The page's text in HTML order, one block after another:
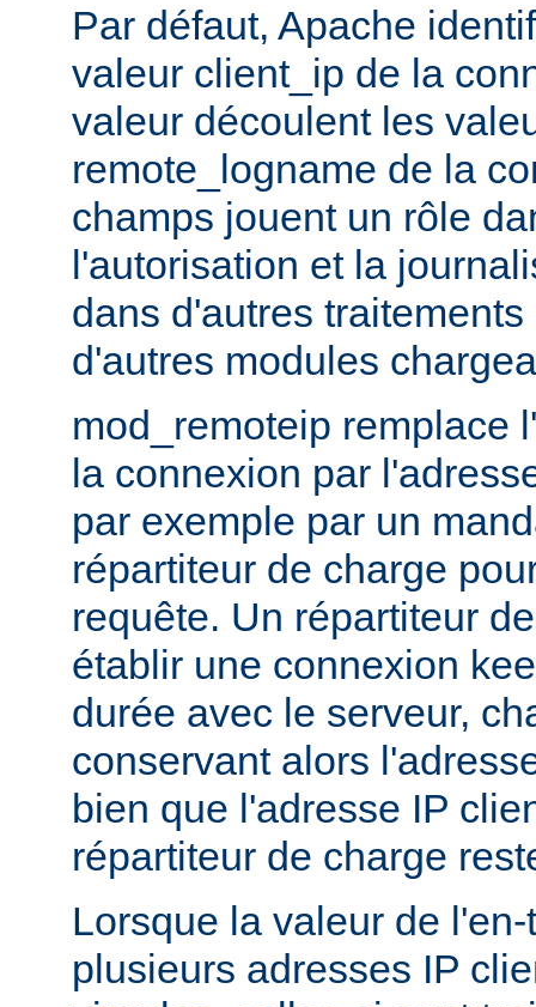
Par défaut, Apache
valeur client_ip de la
valeur découlent les
remote_logname de la
champs jouent un rôle
l'autorisation et la
dans d'autres
d'autres modules
mod_remoteip remplace
la connexion par
par exemple par un
répartiteur de charge
requête. Un répartiteur
établir une connexion
durée avec le serveur,
conservant alors
bien que l'adresse IP
répartiteur de charge
Lorsque la valeur de
plusieurs adresses IP